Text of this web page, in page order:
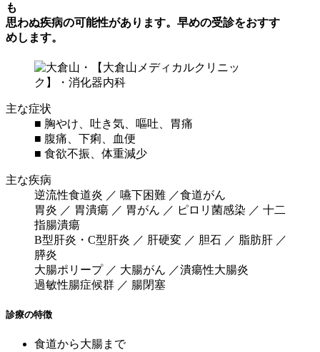
も
思わぬ疾病の可能性があります。早めの受診をおすす
めします。
主な症状
■ 胸やけ、吐き気、嘔吐、胃痛
■ 腹痛、下痢、血便
■ 食欲不振、体重減少
主な疾病
逆流性食道炎 ／ 嚥下困難 ／食道がん
胃炎 ／ 胃潰瘍 ／ 胃がん ／ ピロリ菌感染 ／ 十二
指腸潰瘍
B型肝炎・C型肝炎 ／ 肝硬変 ／ 胆石 ／ 脂肪肝 ／
膵炎
大腸ポリープ ／ 大腸がん ／潰瘍性大腸炎
過敏性腸症候群 ／ 腸閉塞
診療の特徴
食道から大腸まで